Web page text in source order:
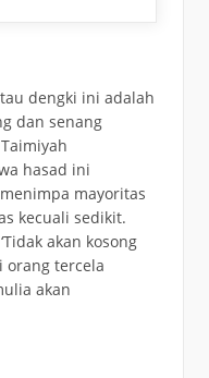
dengki ini adalah
dan senang
hasad ini
mayoritas
kecuali sedikit.
akan kosong
orang tercela
akan